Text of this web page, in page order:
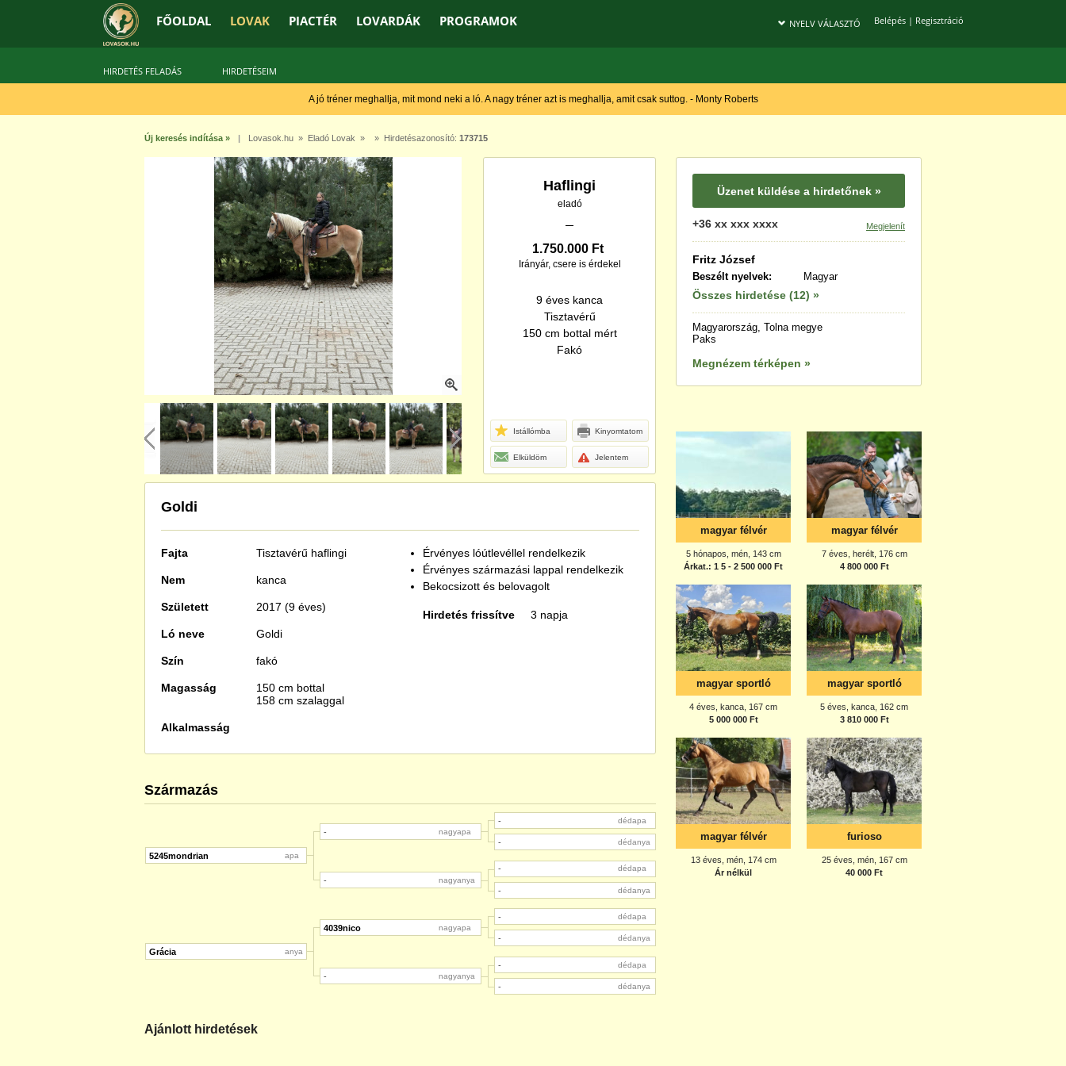
FŐOLDAL LOVAK PIACTÉR LOVARDÁK PROGRAMOK Belépés| Regisztráció
NYELV VÁLASZTÓ
HIRDETÉS FELADÁS HIRDETÉSEIM
A jó tréner meghallja, mit mond neki a ló. A nagy tréner azt is meghallja, amit csak suttog. - Monty Roberts
Új keresés indítása » | Lovasok.hu » Eladó Lovak » » Hirdetésazonosító: 173715
Haflingi
eladó
1.750.000 Ft
Irányár, csere is érdekel
9 éves kanca
Tisztavérű
150 cm bottal mért
Fakó
Istállómba Kinyomtatom
Elküldöm Jelentem
Goldi
Fajta Tisztavérű haflingi
Nem kanca
Született 2017 (9 éves)
Ló neve Goldi
Szín fakó
Magasság
150 cm bottal
158 cm szalaggal
Alkalmasság
Érvényes lóútlevéllel rendelkezik
Érvényes származási lappal rendelkezik
Bekocsizott és belovagolt
Hirdetés frissítve 3 napja
Származás
5245mondrian apa
Grácia anya
- nagyapa
- nagyanya
4039nico nagyapa
- nagyanya
- dédapa
- dédanya
- dédapa
- dédanya
- dédapa
- dédanya
- dédapa
- dédanya
Ajánlott hirdetések
Üzenet küldése a hirdetőnek »
+36 xx xxx xxxx Megjelenít
Fritz József
Beszélt nyelvek: Magyar
Összes hirdetése (12) »
Magyarország, Tolna megye
Paks
Megnézem térképen »